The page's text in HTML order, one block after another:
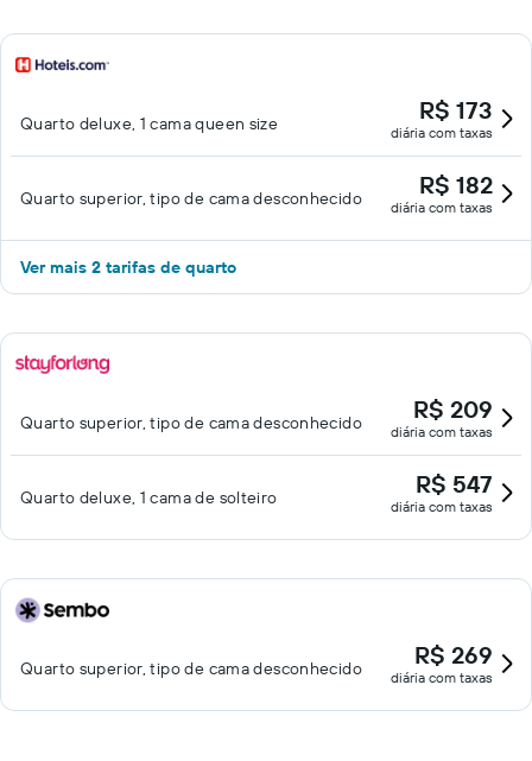
Quarto deluxe, 1 cama queen size R$ 173
diária com taxas
Quarto superior, tipo de cama desconhecido R$ 182
diária com taxas
Ver mais 2 tarifas de quarto
Quarto superior, tipo de cama desconhecido R$ 209
diária com taxas
Quarto deluxe, 1 cama de solteiro R$ 547
diária com taxas
Quarto superior, tipo de cama desconhecido R$ 269
diária com taxas